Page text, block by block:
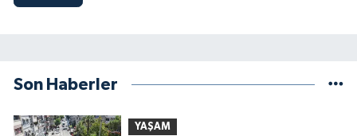
Son Haberler
YAŞAM